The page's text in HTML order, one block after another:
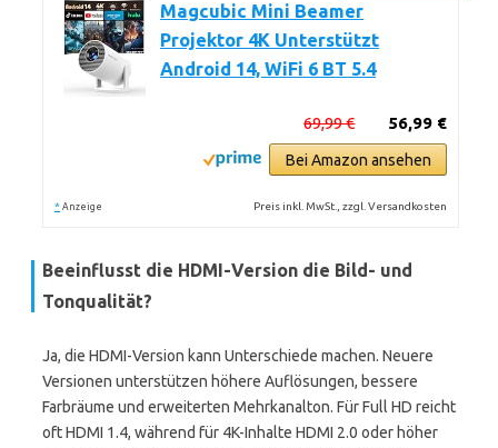
Magcubic Mini Beamer
Projektor 4K Unterstützt
Android 14, WiFi 6 BT 5.4
56,99 €
69,99 €
Bei Amazon ansehen
* Anzeige Preis inkl. MwSt., zzgl. Versandkosten
Beeinflusst die HDMI-Version die Bild- und
Tonqualität?
Ja, die HDMI-Version kann Unterschiede machen. Neuere
Versionen unterstützen höhere Auflösungen, bessere
Farbräume und erweiterten Mehrkanalton. Für Full HD reicht
oft HDMI 1.4, während für 4K-Inhalte HDMI 2.0 oder höher